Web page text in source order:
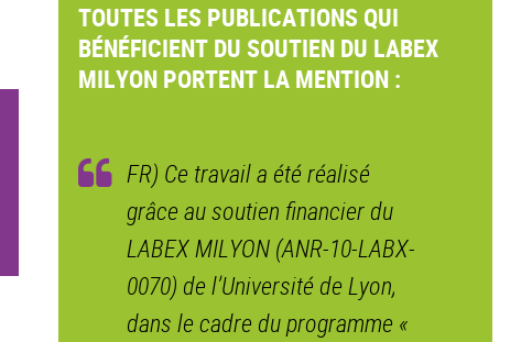
TOUTES LES PUBLICATIONS QUI
BÉNÉFICIENT DU SOUTIEN DU LABEX
MILYON PORTENT LA MENTION :
FR) Ce travail a été réalisé
grâce au soutien financier du
LABEX MILYON (ANR-10-LABX-
0070) de l’Université de Lyon,
dans le cadre du programme «